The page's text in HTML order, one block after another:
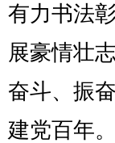
有力书法
展豪情壮
奋斗、振
建党百年。